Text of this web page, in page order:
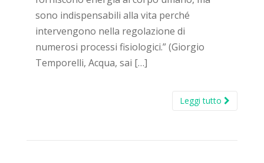
sono indispensabili alla vita perché
intervengono nella regolazione di
numerosi processi fisiologici.” (Giorgio
Temporelli, Acqua, sai […]
Leggi tutto